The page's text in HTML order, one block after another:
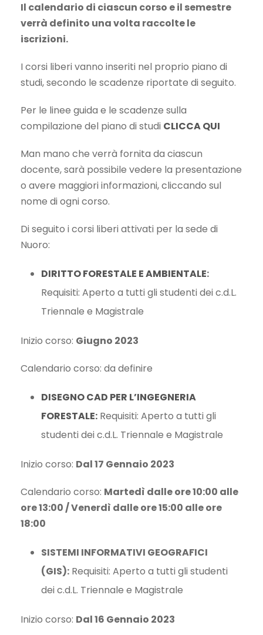
Il calendario di ciascun corso e il semestre
verrà definito una volta raccolte le
iscrizioni.
I corsi liberi vanno inseriti nel proprio piano di
studi, secondo le scadenze riportate di seguito.
Per le linee guida e le scadenze sulla
compilazione del piano di studi CLICCA QUI
Man mano che verrà fornita da ciascun
docente, sarà possibile vedere la presentazione
o avere maggiori informazioni, cliccando sul
nome di ogni corso.
Di seguito i corsi liberi attivati per la sede di
Nuoro:
DIRITTO FORESTALE E AMBIENTALE:
Requisiti: Aperto a tutti gli studenti dei c.d.L.
Triennale e Magistrale
Inizio corso: Giugno 2023
Calendario corso: da definire
DISEGNO CAD PER L’INGEGNERIA
FORESTALE: Requisiti: Aperto a tutti gli
studenti dei c.d.L. Triennale e Magistrale
Inizio corso: Dal 17 Gennaio 2023
Calendario corso: Martedì dalle ore 10:00 alle
ore 13:00 / Venerdì dalle ore 15:00 alle ore
18:00
SISTEMI INFORMATIVI GEOGRAFICI
(GIS): Requisiti: Aperto a tutti gli studenti
dei c.d.L. Triennale e Magistrale
Inizio corso: Dal 16 Gennaio 2023